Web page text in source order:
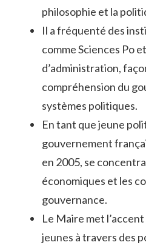
philosophie et la
Il a fréquenté des
comme Sciences Po
d’administration,
compréhension du
systèmes politiques.
En tant que jeune
gouvernement
en 2005, se
économiques et les
gouvernance.
Le Maire met
jeunes à travers des